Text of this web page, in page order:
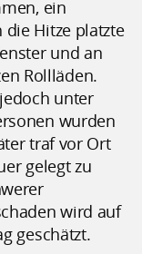
ein
Hitze platzte
und an
Rollläden.
unter
wurden
traf vor Ort
gelegt zu
wird auf
geschätzt.